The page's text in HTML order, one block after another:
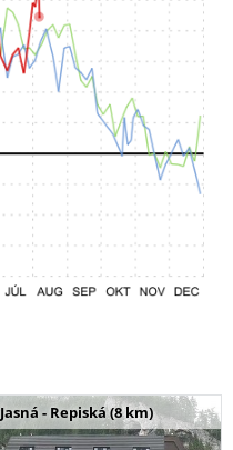
Jasná - Repiská (8 km)